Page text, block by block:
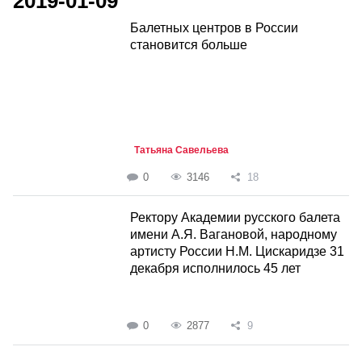
Балетных центров в России
становится больше
Татьяна Савельева
0 3146 18
Ректору Академии русского балета
имени А.Я. Вагановой, народному
артисту России Н.М. Цискаридзе 31
декабря исполнилось 45 лет
0 2877 9